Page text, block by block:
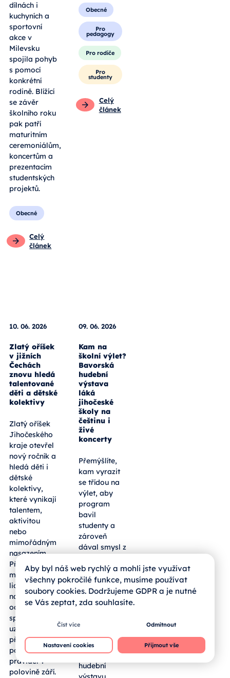
dílnách i
kuchyních a
sportovní
akce v
Milevsku
spojila pohyb
s pomocí
konkrétní
rodině. Blížící
se závěr
školního roku
pak patří
maturitním
ceremoniálům,
koncertům a
prezentacím
studentských
projektů.
Obecné
Celý
článek
Obecné
Pro
pedagogy
Pro rodiče
Pro
studenty
Celý
článek
10. 06. 2026
Zlatý oříšek
v jižních
Čechách
znovu hledá
talentované
děti a dětské
kolektivy
Zlatý oříšek
Jihočeského
kraje otevřel
nový ročník a
hledá děti i
dětské
kolektivy,
které vynikají
talentem,
aktivitou
nebo
mimořádným
nasazením.
Přihlásit se
mohou mladí
lidé z regionu
napříč obory
od umění po
sport,
uzávěrka
přihlášek je
podle
pravidel v
polovině září.
09. 06. 2026
Kam na
školní výlet?
Bavorská
hudební
výstava
láká
jihočeské
školy na
češtinu i
živé
koncerty
Přemýšlíte,
kam vyrazit
se třídou na
výlet, aby
program
bavil
studenty a
zároveň
dával smysl z
výuky?
Sousední
bavorský
okres
Grafenau
rozsáhlou
Zemskou
hudební
Aby byl náš web rychlý a mohli jste využívat
všechny pokročilé funkce, musíme používat
soubory cookies. Dodržujeme GDPR a je nutné
se Vás zeptat, zda souhlasíte.
Číst více Odmítnout
Nastavení cookies Přijmout vše